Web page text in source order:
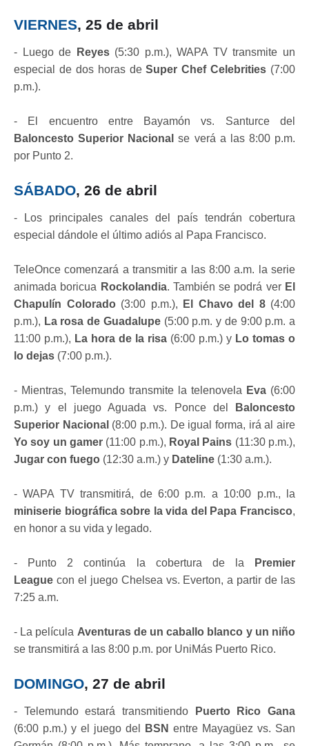
VIERNES, 25 de abril
- Luego de Reyes(5:30 p.m.), WAPA TV transmite un
especial de dos horas deSuper Chef Celebrities (7:00
p.m.).
- El encuentro entre Bayamón vs. Santurce del
Baloncesto Superior Nacional se verá a las 8:00 p.m.
por Punto 2.
SÁBADO, 26 de abril
- Los principales canales del país tendrán cobertura
especial dándole el último adiós al Papa Francisco.
TeleOnce comenzará a transmitir a las 8:00 a.m. la serie
animada boricua Rockolandia. También se podrá ver El
Chapulín Colorado(3:00 p.m.), El Chavo del 8(4:00
p.m.), La rosa de Guadalupe(5:00 p.m. y de 9:00 p.m. a
11:00 p.m.), La hora de la risa (6:00 p.m.) y Lo tomas o
lo dejas (7:00 p.m.).
- Mientras, Telemundo transmite la telenovela Eva (6:00
p.m.) y el juego Aguada vs. Ponce del
Baloncesto
Superior Nacional (8:00 p.m.). De igual forma, irá al aire
Yo soy un gamer (11:00 p.m.), Royal Pains (11:30 p.m.),
Jugar con fuego (12:30 a.m.) y Dateline (1:30 a.m.).
- WAPA TV transmitirá, de 6:00 p.m. a 10:00 p.m., la
miniserie biográfica sobre la vida del Papa Francisco,
en honor a su vida y legado.
- Punto 2 continúa la cobertura de la
Premier
League con el juego Chelsea vs. Everton, a partir de las
7:25 a.m.
- La película Aventuras de un caballo blanco y un niño
se transmitirá a las 8:00 p.m. por UniMás Puerto Rico.
DOMINGO, 27 de abril
- Telemundo estará transmitiendo
Puerto Rico Gana
(6:00 p.m.) y el juego del
BSN entre Mayagüez vs. San